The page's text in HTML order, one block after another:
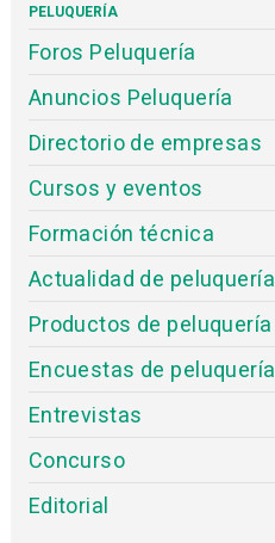
PELUQUERÍA
Foros Peluquería
Anuncios Peluquería
Directorio de empresas
Cursos y eventos
Formación técnica
Actualidad de peluquería
Productos de peluquería
Encuestas de peluquería
Entrevistas
Concurso
Editorial